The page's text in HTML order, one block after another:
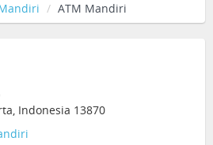
ATM Mandiri
Indonesia 13870